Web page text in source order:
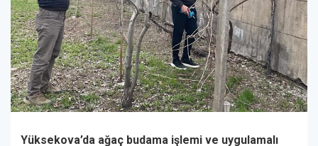
Yüksekova’da ağaç budama işlemi ve uygulamalı